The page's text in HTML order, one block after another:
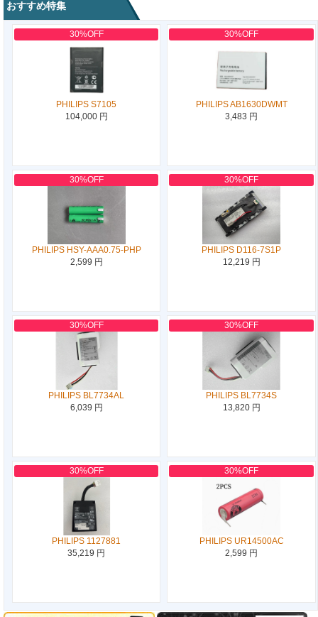
おすすめ特集
30%OFF
PHILIPS S7105
104,000 円
30%OFF
PHILIPS AB1630DWMT
3,483 円
30%OFF
PHILIPS HSY-AAA0.75-PHP
2,599 円
30%OFF
PHILIPS D116-7S1P
12,219 円
30%OFF
PHILIPS BL7734AL
6,039 円
30%OFF
PHILIPS BL7734S
13,820 円
30%OFF
PHILIPS 1127881
35,219 円
30%OFF
PHILIPS UR14500AC
2,599 円